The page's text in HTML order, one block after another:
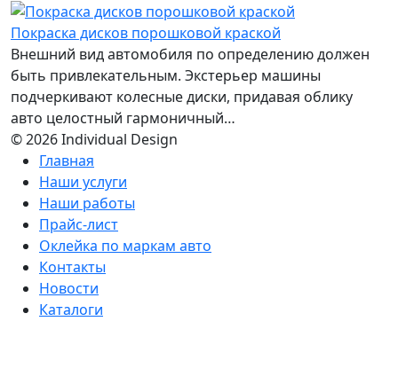
Покраска дисков порошковой краской
Внешний вид автомобиля по определению должен
быть привлекательным. Экстерьер машины
подчеркивают колесные диски, придавая облику
авто целостный гармоничный…
© 2026 Individual Design
Главная
Наши услуги
Наши работы
Прайс-лист
Оклейка по маркам авто
Контакты
Новости
Каталоги